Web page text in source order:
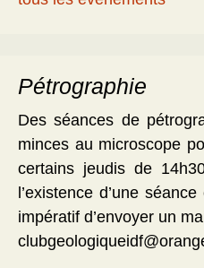
Pétrographie
Des séances de
minces au microscope
certains jeudis de
l’existence d’une
impératif d’envoyer un